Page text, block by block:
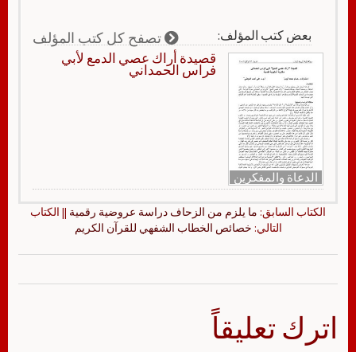
بعض كتب المؤلف: تصفح كل كتب المؤلف
الدعاة والمفكرين
قصیدة أراك عصي الدمع لأبي
فراس الحمداني
الكتاب السابق: ما يلزم من الزحاف دراسة عروضية رقمية || الكتاب
التالي: خصائص الخطاب الشفهي للقرآن الكريم
اترك تعليقاً